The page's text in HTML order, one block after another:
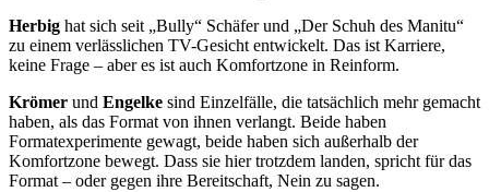
Herbig hat sich seit „Bully“ Schäfer und „Der Schuh des Manitu“
zu einem verlässlichen TV-Gesicht entwickelt. Das ist Karriere,
keine Frage – aber es ist auch Komfortzone in Reinform.
Krömer und Engelke sind Einzelfälle, die tatsächlich mehr gemacht
haben, als das Format von ihnen verlangt. Beide haben
Formatexperimente gewagt, beide haben sich außerhalb der
Komfortzone bewegt. Dass sie hier trotzdem landen, spricht für das
Format – oder gegen ihre Bereitschaft, Nein zu sagen.